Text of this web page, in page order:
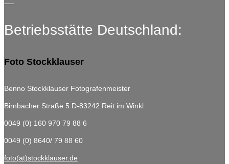
Betriebsstätte Deutschland:
Foto Stockklauser
Benno Stockklauser Fotografenmeister
Birnbacher Straße 5 D-83242 Reit im Winkl
0049 (0) 160 970 79 88 6
0049 (0) 8640/ 79 88 60
foto(at)stockklauser.de